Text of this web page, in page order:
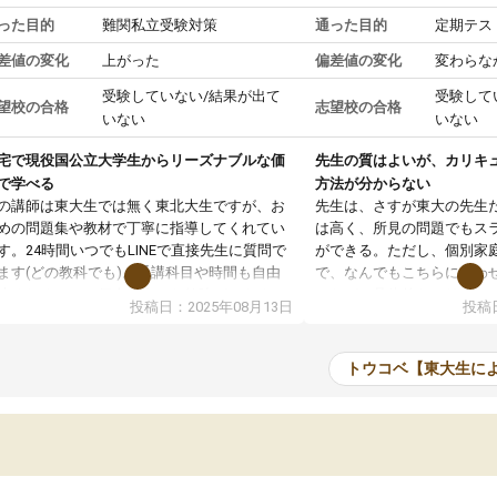
た目的 難関私立受験対策
値の変化 上がった
校の合格
受験していない/結果が出て
いない
で現役国公立大学生からリーズナブルな価
学べる
講師は東大生では無く東北大生ですが、お
の問題集や教材で丁寧に指導してくれてい
。24時間いつでもLINEで直接先生に質問で
す(どの教科でも)。受講科目や時間も自由
めれるので、個人に合った勉強ができると
ます。カリキュラム相談みたいなのがあり
。講師も合わなければチェンジできます
投稿日：2025年08月13日
通った目的 定期テス
偏差値の変化 変わらな
志望校の合格
受験して
いない
先生の質はよいが、カリキ
方法が分からない
先生は、さすが東大の先生
は高く、所見の問題でもス
ができる。ただし、個別家
で、なんでもこちらに合わ
のだが、具体的なカリキュ
は、授業の先取り学習を
いただいたが、1時間の時
範囲は限られており、そ
なく、上手い活用の仕方が
投稿
トウコベ【東大生に